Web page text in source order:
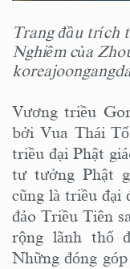
Trang đầu trích
Nghiêm của
Vương triều
bởi Vua Thái
triều đại Phật
tư tưởng Phật
cũng là triều đại
đảo Triều Tiên
rộng lãnh thổ
Những đóng